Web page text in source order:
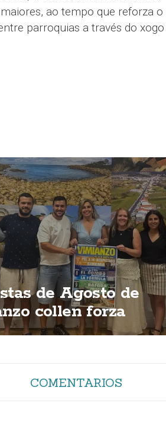
ao tempo que reforza o
parroquias a través do xogo
de Agosto de
collen forza
COMENTARIOS